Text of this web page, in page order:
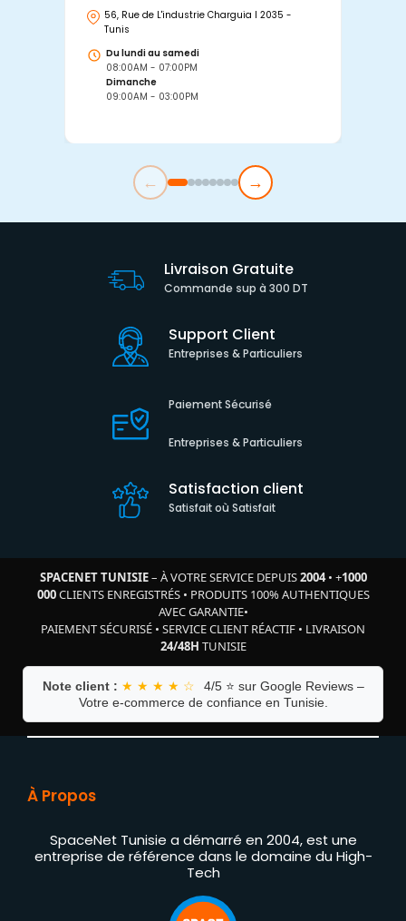
56, Rue de L'industrie Charguia I 2035 -
Tunis
Du lundi au samedi
08:00AM - 07:00PM
Dimanche
09:00AM - 03:00PM
← →
Livraison Gratuite
Commande sup à 300 DT
Support Client
Entreprises & Particuliers
Paiement Sécurisé
Entreprises & Particuliers
Satisfaction client
Satisfait où Satisfait
SPACENET TUNISIE– À VOTRE SERVICE DEPUIS2004• +1000
000CLIENTS ENREGISTRÉS• PRODUITS 100% AUTHENTIQUES
AVEC GARANTIE•
PAIEMENT SÉCURISÉ • SERVICE CLIENT RÉACTIF • LIVRAISON
24/48H TUNISIE
Note client : ★ ★ ★ ★ ☆
4/5 ⭐ sur Google Reviews –
Votre e-commerce de confiance en Tunisie.
À Propos
SpaceNet Tunisie a démarré en 2004, est une
entreprise de référence dans le domaine du High-
Tech